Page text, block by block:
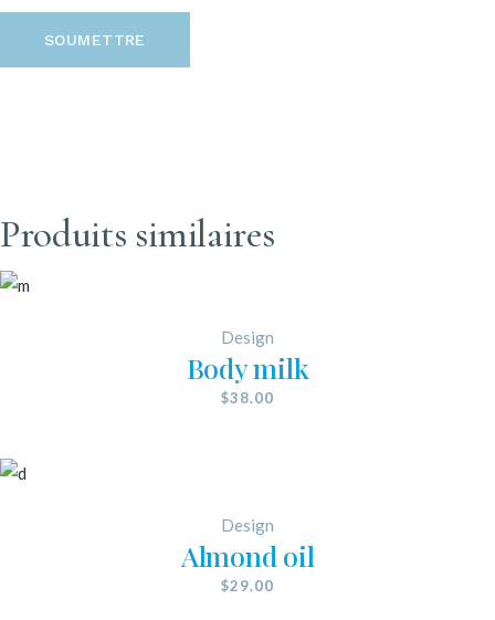
SOUMETTRE
Produits similaires
Design
Body milk
$38.00
Design
Almond oil
$29.00